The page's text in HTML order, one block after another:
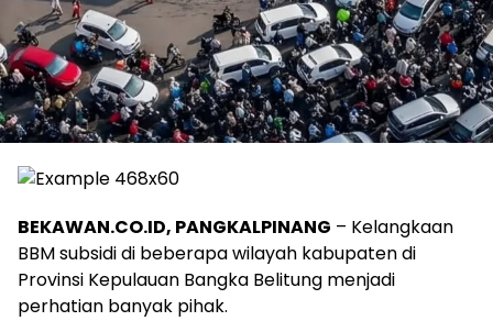
‎BEKAWAN.CO.ID, PANGKALPINANG – Kelangkaan
BBM subsidi di beberapa wilayah kabupaten di
Provinsi Kepulauan Bangka Belitung menjadi
perhatian banyak pihak.